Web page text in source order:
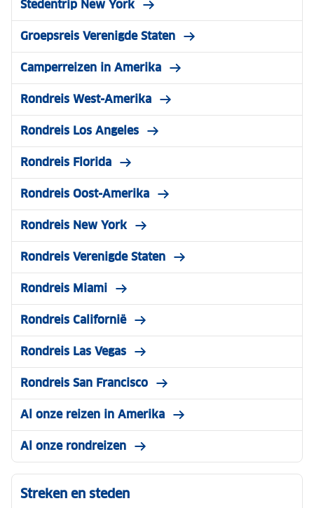
Stedentrip New York
Groepsreis Verenigde Staten
Camperreizen in Amerika
Rondreis West-Amerika
Rondreis Los Angeles
Rondreis Florida
Rondreis Oost-Amerika
Rondreis New York
Rondreis Verenigde Staten
Rondreis Miami
Rondreis Californië
Rondreis Las Vegas
Rondreis San Francisco
Al onze reizen in Amerika
Al onze rondreizen
Streken en steden